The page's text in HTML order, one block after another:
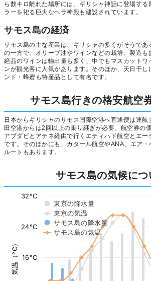
ら数キロ離れた場所には、ギリシャ神話に登場する
ラーを祀る巨大なヘラ神殿も建設されています。
サモス島の経済
サモス島の主な産業は、ギリシャの多くがそうであ
の一方で、オリーブ油やワインなどの栽培、製造も
絶品のワインは輸出量も多く、中でもマスカットワ
ンが観光客に人気があります。そのほか、天日干し
ンド・蜂蜜も特産品として有名です。
サモス島行きの格安航空
日本からギリシャのサモス国際空港へ直通便は運航
田空港からは2回以上の乗り継ぎが必要。航空券の
アブダビとアテネ経由で行くエティハド航空とエー
です。そのほかにも、カタール航空やANA、エア・
ルートもあります。
サモス島の気候につ
気温（°C）
東京の降水量
東京の気温
サモス島の降水量
サモス島の気温
16°C
24°C
32°C